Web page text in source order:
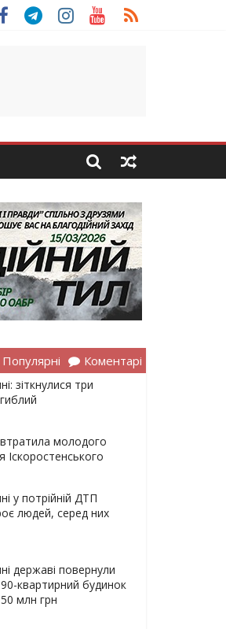
Популярні Коментарі
зіткнулися три
молодого
Іскоростенського
у потрійній ДТП
людей, серед них
державі повернули
квартирний будинок
млн грн